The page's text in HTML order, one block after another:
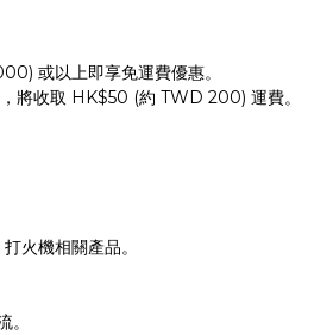
或以上即享免運費優惠。
將收取 HK$50 (約 TWD 200) 運費。
火機相關產品。